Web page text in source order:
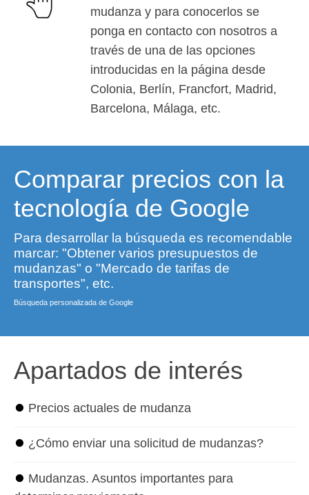
mudanza y para conocerlos se
ponga en contacto con nosotros a
través de una de las opciones
introducidas en la página desde
Colonia, Berlín, Francfort, Madrid,
Barcelona, Málaga, etc.
Comparar precios con la
tecnología de Google
Para desarrollar la búsqueda es recomendable
marcar: "Obtener varios presupuestos de
mudanzas" o "Mercado de tarifas de
transportes", etc.
Búsqueda personalizada de Google
Apartados de interés
⏺ Precios actuales de mudanza
⏺ ¿Cómo enviar una solicitud de mudanzas?
⏺ Mudanzas. Asuntos importantes para